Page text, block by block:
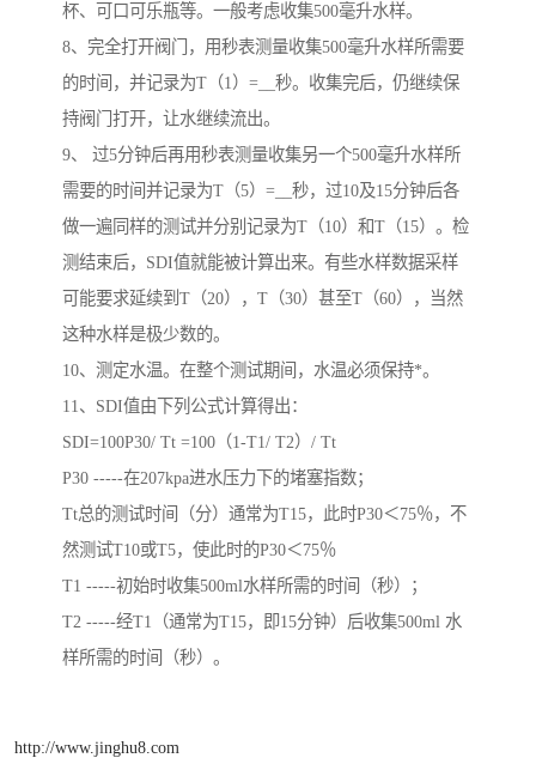
杯、可口可乐瓶等。一般考虑收集500毫升水样。
8、完全打开阀门，用秒表测量收集500毫升水样所需要
的时间，并记录为T（1）=__秒。收集完后，仍继续保
持阀门打开，让水继续流出。
9、 过5分钟后再用秒表测量收集另一个500毫升水样所
需要的时间并记录为T（5）=__秒，过10及15分钟后各
做一遍同样的测试并分别记录为T（10）和T（15）。检
测结束后，SDI值就能被计算出来。有些水样数据采样
可能要求延续到T（20），T（30）甚至T（60），当然
这种水样是极少数的。
10、测定水温。在整个测试期间，水温必须保持*。
11、SDI值由下列公式计算得出：
SDI=100P30/ Tt =100（1-T1/ T2）/ Tt
P30 -----在207kpa进水压力下的堵塞指数；
Tt总的测试时间（分）通常为T15，此时P30＜75％，不
然测试T10或T5，使此时的P30＜75％
T1 -----初始时收集500ml水样所需的时间（秒）；
T2 -----经T1（通常为T15，即15分钟）后收集500ml 水
样所需的时间（秒）。
http://www.jinghu8.com